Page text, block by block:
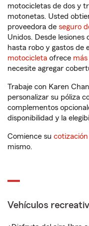
motocicletas de dos y
motonetas. Usted
proveedora de seguro
Unidos. Desde lesiones
hasta robo y gastos de
motocicleta ofrece
necesite agregar
Trabaje con Karen
personalizar su póliza
complementos
disponibilidad y la
Comience su
mismo.
Vehículos